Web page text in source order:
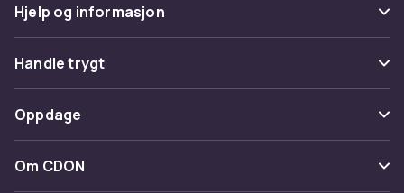
Hjelp og informasjon
Vanlige spørsmål
Spor pakke
Angre & returner her
Kontakt oss
Handle trygt
Betaling
Levering
Oppdage
Kategorier
Om CDON